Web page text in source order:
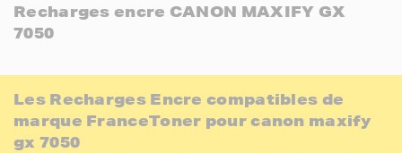
Recharges encre CANON MAXIFY GX
7050
Les Recharges Encre compatibles de
marque FranceToner pour canon maxify
gx 7050